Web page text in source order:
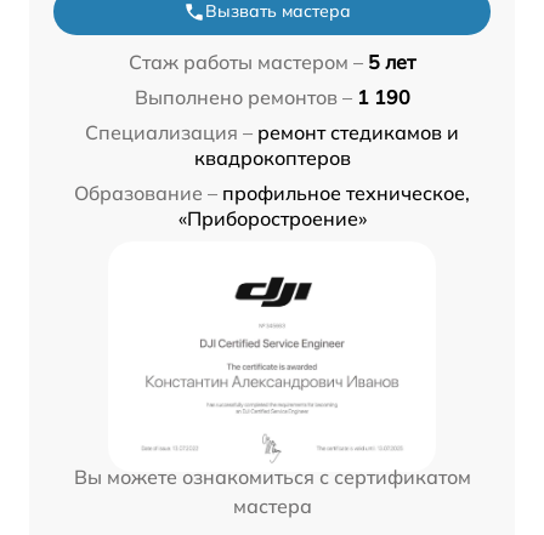
Вызвать мастера
Стаж работы мастером – 5 лет
Выполнено ремонтов – 1 190
Специализация – ремонт стедикамов и
квадрокоптеров
Образование – профильное техническое,
«Приборостроение»
Вы можете ознакомиться с сертификатом
мастера